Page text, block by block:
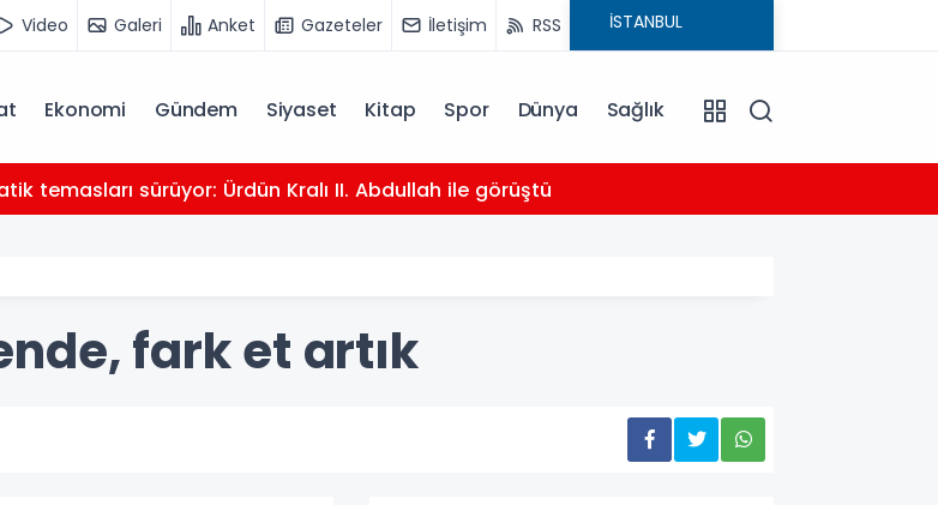
Video Galeri Anket Gazeteler İletişim RSS
Ekonomi Gündem Siyaset Kitap Spor Dünya Sağlık
temasları sürüyor: Ürdün Kralı II. Abdullah ile görüştü
fark et artık